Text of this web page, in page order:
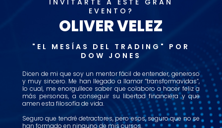
INVITARTE A ESTE GRAN
EVENTO?
OLIVER VELEZ
"EL MESÍAS DEL TRADING" POR
DOW JONES
Dicen de mi que soy un mentor fácil de entender, generoso
y muy sincero. Me han llegado a llamar “transformavidas”,
lo cual, me enorgullece saber que colaboro a hacer feliz a
más personas, a conseguir su libertad financiera y que
amen esta filosofía de vida.
Seguro que tendré detractores, pero esos, seguro que no se
han formado en ninguno de mis cursos.